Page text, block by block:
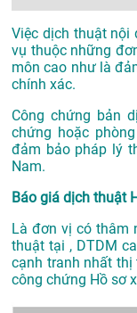
Việc dịch thuật nội
vụ thuộc những
môn cao như là
chính xác.
Công chứng bản
chứng hoặc
đảm bảo pháp lý
Nam.
Báo giá dịch thuật
Là đơn vị có thâm
thuật tại , DTDM
cạnh tranh nhất
công chứng Hồ sơ